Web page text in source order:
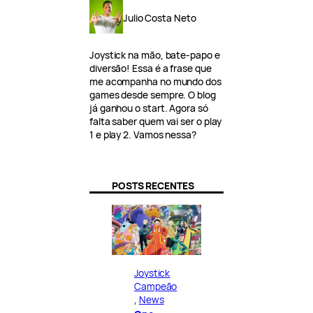
Julio Costa Neto
Joystick na mão, bate-papo e
diversão! Essa é a frase que
me acompanha no mundo dos
games desde sempre. O blog
já ganhou o start. Agora só
falta saber quem vai ser o play
1 e play 2. Vamos nessa?
POSTS RECENTES
Joystick
Campeão
News